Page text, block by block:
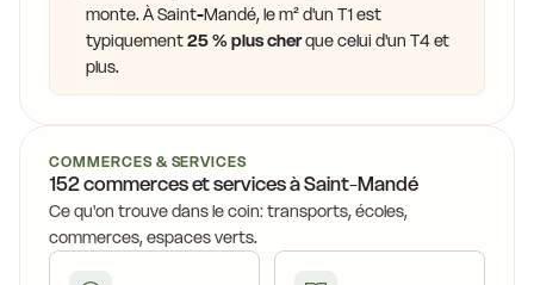
monte. À Saint-Mandé, le m² d'un T1 est
typiquement25 % plus cherque celui d'un T4 et
plus.
COMMERCES & SERVICES
152 commerces et services à Saint-Mandé
Ce qu'on trouve dans le coin: transports, écoles,
commerces, espaces verts.